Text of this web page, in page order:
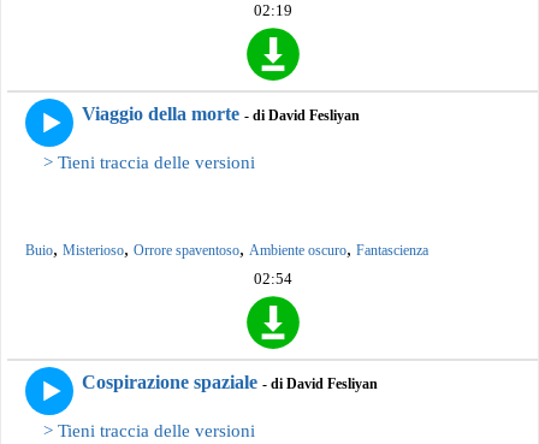
02:19
Viaggio della morte - di David Fesliyan
> Tieni traccia delle versioni
Buio, Misterioso, Orrore spaventoso, Ambiente oscuro, Fantascienza
02:54
Cospirazione spaziale - di David Fesliyan
> Tieni traccia delle versioni